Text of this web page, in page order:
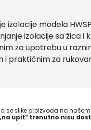
izolacije modela
izolacije sa žica i
za upotrebu u
i praktičnim za
se slike proizvoda na
upit“ trenutno nisu